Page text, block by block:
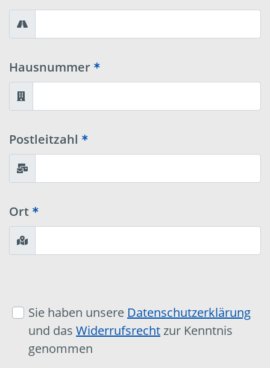
Hausnummer
Postleitzahl
Ort
Sie haben unsere Datenschutzerklärung
und das Widerrufsrechtzur Kenntnis
genommen